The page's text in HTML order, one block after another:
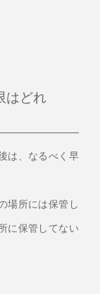
はどれ
は、なるべく早
場所には保管し
に保管してない